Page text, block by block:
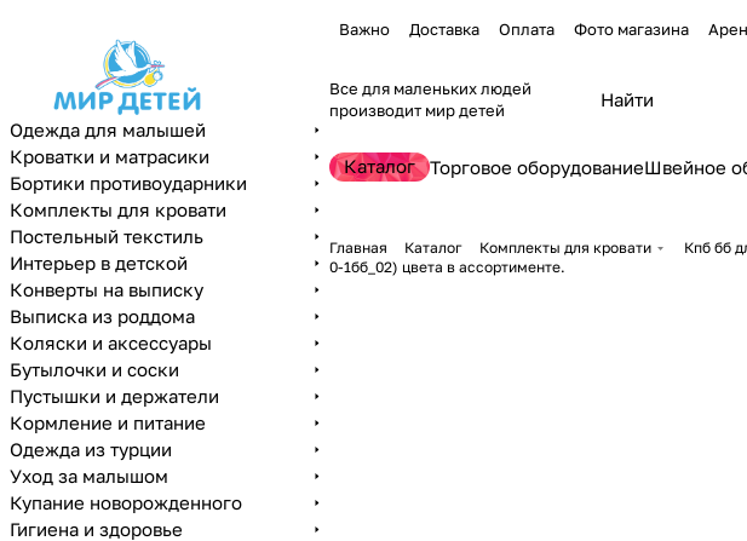
Важно Доставка Оплата Фото магазина
Все для маленьких людей
производит мир детей
Каталог Торговое оборудованиеШвейное
Главная Каталог Комплекты для кровати Кпб бб
0-1бб_02) цвета в ассортименте.
Одежда для малышей
Кроватки и матрасики
Бортики противоударники
Комплекты для кровати
Постельный текстиль
Интерьер в детской
Конверты на выписку
Выписка из роддома
Коляски и аксессуары
Бутылочки и соски
Пустышки и держатели
Кормление и питание
Одежда из турции
Уход за малышом
Купание новорожденного
Гигиена и здоровье